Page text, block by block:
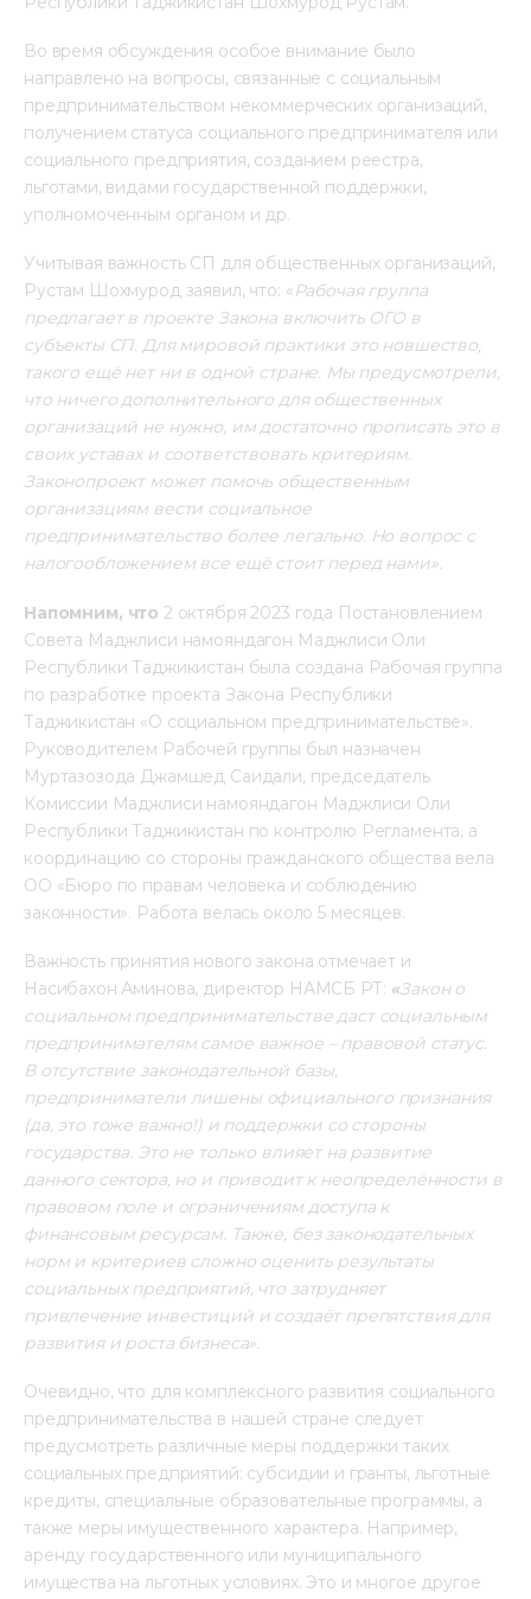
Во время обсуждения особое внимание было
направлено на вопросы, связанные с социальным
предпринимательством некоммерческих организаций,
получением статуса социального предпринимателя или
социального предприятия, созданием реестра,
льготами, видами государственной поддержки,
уполномоченным органом и др.
Учитывая важность СП для общественных организаций,
Рустам Шохмурод заявил, что: «Рабочая группа
предлагает в проекте Закона включить ОГО в
субъекты СП. Для мировой практики это новшество,
такого ещё нет ни в одной стране. Мы предусмотрели,
что ничего дополнительного для общественных
организаций не нужно, им достаточно прописать это в
своих уставах и соответствовать критериям.
Законопроект может помочь общественным
организациям вести социальное
предпринимательство более легально. Но вопрос с
налогообложением все ещё стоит перед нами».
Напомним, что 2 октября 2023 года Постановлением
Совета Маджлиси намояндагон Маджлиси Оли
Республики Таджикистан была создана Рабочая группа
по разработке проекта Закона Республики
Таджикистан «О социальном предпринимательстве».
Руководителем Рабочей группы был назначен
Муртазозода Джамшед Саидали, председатель
Комиссии Маджлиси намояндагон Маджлиси Оли
Республики Таджикистан по контролю Регламента, а
координацию со стороны гражданского общества вела
ОО «Бюро по правам человека и соблюдению
законности». Работа велась около 5 месяцев.
Важность принятия нового закона отмечает и
Насибахон Аминова, директор НАМСБ РТ: «Закон о
социальном предпринимательстве даст социальным
предпринимателям самое важное – правовой статус.
В отсутствие законодательной базы,
предприниматели лишены официального признания
(да, это тоже важно!) и поддержки со стороны
государства. Это не только влияет на развитие
данного сектора, но и приводит к неопределённости в
правовом поле и ограничениям доступа к
финансовым ресурсам. Также, без законодательных
норм и критериев сложно оценить результаты
социальных предприятий, что затрудняет
привлечение инвестиций и создаёт препятствия для
развития и роста бизнеса».
Очевидно, что для комплексного развития социального
предпринимательства в нашей стране следует
предусмотреть различные меры поддержки таких
социальных предприятий: субсидии и гранты, льготные
кредиты, специальные образовательные программы, а
также меры имущественного характера. Например,
аренду государственного или муниципального
имущества на льготных условиях. Это и многое другое